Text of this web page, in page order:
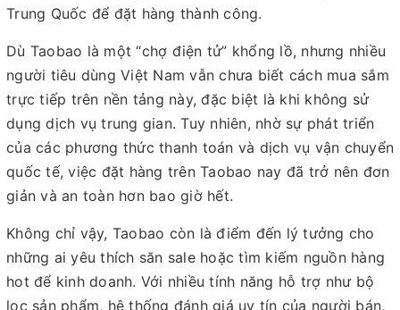
Trung Quốc để đặt hàng thành công.
Dù Taobao là một “chợ điện tử” khổng lồ, nhưng nhiều
người tiêu dùng Việt Nam vẫn chưa biết cách mua sắm
trực tiếp trên nền tảng này, đặc biệt là khi không sử
dụng dịch vụ trung gian. Tuy nhiên, nhờ sự phát triển
của các phương thức thanh toán và dịch vụ vận chuyển
quốc tế, việc đặt hàng trên Taobao nay đã trở nên đơn
giản và an toàn hơn bao giờ hết.
Không chỉ vậy, Taobao còn là điểm đến lý tưởng cho
những ai yêu thích săn sale hoặc tìm kiếm nguồn hàng
hot để kinh doanh. Với nhiều tính năng hỗ trợ như bộ
lọc sản phẩm, hệ thống đánh giá uy tín của người bán,